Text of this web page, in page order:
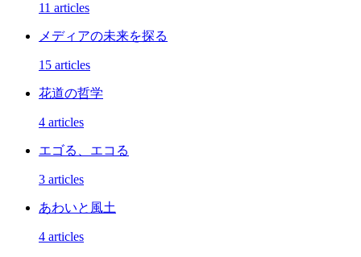
11 articles
メディアの未来を探る
15 articles
花道の哲学
4 articles
エゴる、エコる
3 articles
あわいと風土
4 articles